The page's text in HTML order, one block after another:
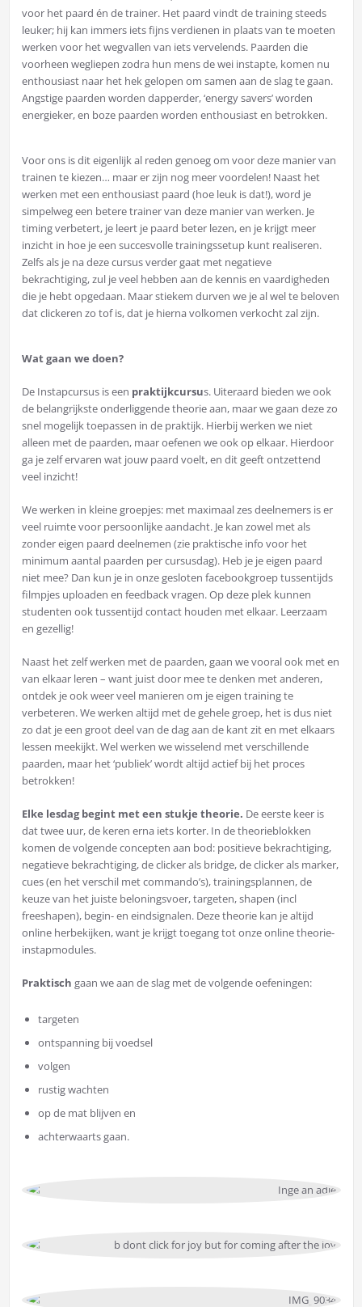
voor het paard én de trainer. Het paard vindt de training steeds
leuker; hij kan immers iets fijns verdienen in plaats van te moeten
werken voor het wegvallen van iets vervelends. Paarden die
voorheen wegliepen zodra hun mens de wei instapte, komen nu
enthousiast naar het hek gelopen om samen aan de slag te gaan.
Angstige paarden worden dapperder, ‘energy savers’ worden
energieker, en boze paarden worden enthousiast en betrokken.
Voor ons is dit eigenlijk al reden genoeg om voor deze manier van
trainen te kiezen… maar er zijn nog meer voordelen! Naast het
werken met een enthousiast paard (hoe leuk is dat!), word je
simpelweg een betere trainer van deze manier van werken. Je
timing verbetert, je leert je paard beter lezen, en je krijgt meer
inzicht in hoe je een succesvolle trainingssetup kunt realiseren.
Zelfs als je na deze cursus verder gaat met negatieve
bekrachtiging, zul je veel hebben aan de kennis en vaardigheden
die je hebt opgedaan. Maar stiekem durven we je al wel te beloven
dat clickeren zo tof is, dat je hierna volkomen verkocht zal zijn.
Wat gaan we doen?
De Instapcursus is een praktijkcursus. Uiteraard bieden we ook
de belangrijkste onderliggende theorie aan, maar we gaan deze zo
snel mogelijk toepassen in de praktijk. Hierbij werken we niet
alleen met de paarden, maar oefenen we ook op elkaar. Hierdoor
ga je zelf ervaren wat jouw paard voelt, en dit geeft ontzettend
veel inzicht!
We werken in kleine groepjes: met maximaal zes deelnemers is er
veel ruimte voor persoonlijke aandacht. Je kan zowel met als
zonder eigen paard deelnemen (zie praktische info voor het
minimum aantal paarden per cursusdag). Heb je je eigen paard
niet mee? Dan kun je in onze gesloten facebookgroep tussentijds
filmpjes uploaden en feedback vragen. Op deze plek kunnen
studenten ook tussentijd contact houden met elkaar. Leerzaam
en gezellig!
Naast het zelf werken met de paarden, gaan we vooral ook met en
van elkaar leren – want juist door mee te denken met anderen,
ontdek je ook weer veel manieren om je eigen training te
verbeteren. We werken altijd met de gehele groep, het is dus niet
zo dat je een groot deel van de dag aan de kant zit en met elkaars
lessen meekijkt. Wel werken we wisselend met verschillende
paarden, maar het ‘publiek’ wordt altijd actief bij het proces
betrokken!
Elke lesdag begint met een stukje theorie. De eerste keer is
dat twee uur, de keren erna iets korter. In de theorieblokken
komen de volgende concepten aan bod: positieve bekrachtiging,
negatieve bekrachtiging, de clicker als bridge, de clicker als marker,
cues (en het verschil met commando’s), trainingsplannen, de
keuze van het juiste beloningsvoer, targeten, shapen (incl
freeshapen), begin- en eindsignalen. Deze theorie kan je altijd
online herbekijken, want je krijgt toegang tot onze online theorie-
instapmodules.
Praktisch gaan we aan de slag met de volgende oefeningen:
targeten
ontspanning bij voedsel
volgen
rustig wachten
op de mat blijven en
achterwaarts gaan.